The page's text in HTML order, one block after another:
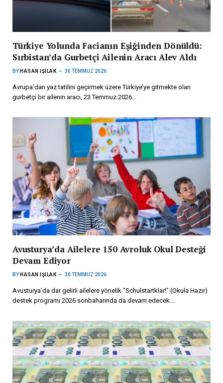
Türkiye Yolunda Facianın Eşiğinden Dönüldü:
Sırbistan’da Gurbetçi Ailenin Aracı Alev Aldı
BY HASAN IŞILAK 30 TEMMUZ 2026
Avrupa’dan yaz tatilini geçirmek üzere Türkiye’ye gitmekte olan
gurbetçi bir ailenin aracı, 23 Temmuz 2026…
Avusturya’da Ailelere 150 Avroluk Okul Desteği
Devam Ediyor
BY HASAN IŞILAK 30 TEMMUZ 2026
Avusturya’da dar gelirli ailelere yönelik “Schulstartklar!” (Okula Hazır)
destek programı 2026 sonbaharında da devam edecek.…